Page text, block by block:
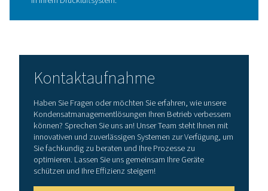
Warum ist ein
notwendig?
entlang des Kühlrohrnetzes ab. Dadurch bildet sich
das zu Korrosion, schlechter Produktqualität
Prozessstörungen führen kann. Wasser am Einlass von
Trockner hat ebenfalls Auswirkungen auf
Leistung.